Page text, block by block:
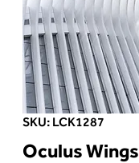
SKU: LCK1287
Oculus Wings